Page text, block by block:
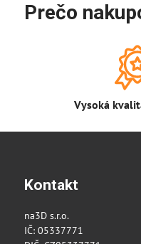
Prečo
Vysoká
Kontakt
na3D s.r.o.
IČ: 05337771